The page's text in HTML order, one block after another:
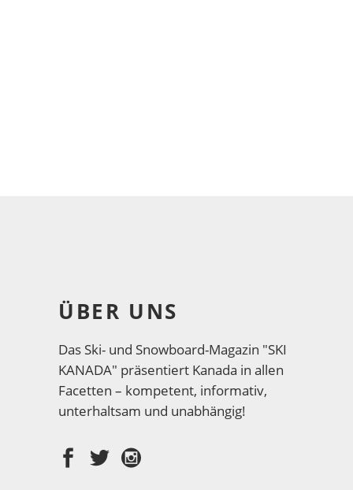
ÜBER UNS
Das Ski- und Snowboard-Magazin "SKI
KANADA" präsentiert Kanada in allen
Facetten – kompetent, informativ,
unterhaltsam und unabhängig!